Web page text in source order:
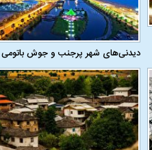
دیدنی‌های شهر پرجنب و جوش باتومی